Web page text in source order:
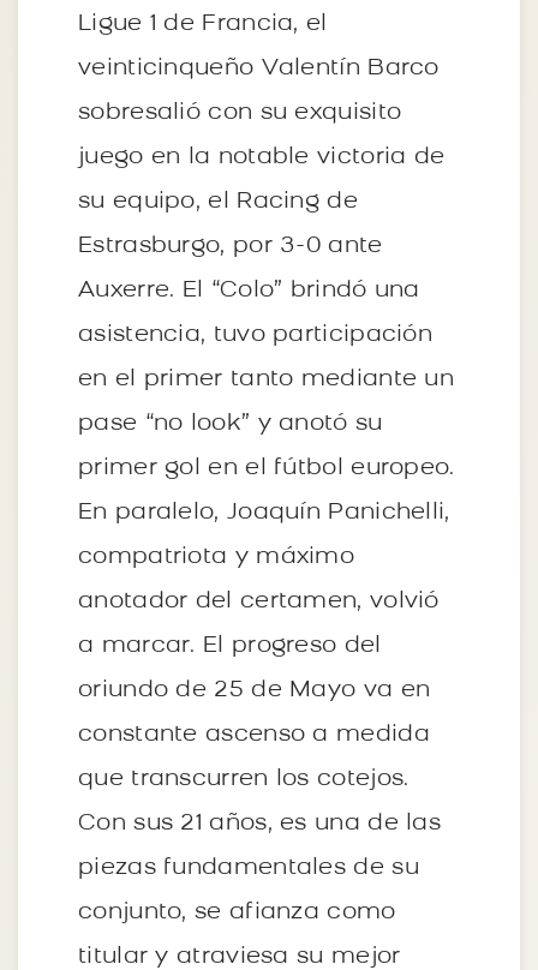
Ligue 1 de Francia, el
veinticinqueño Valentín Barco
sobresalió con su exquisito
juego en la notable victoria de
su equipo, el Racing de
Estrasburgo, por 3-0 ante
Auxerre. El “Colo” brindó una
asistencia, tuvo participación
en el primer tanto mediante un
pase “no look” y anotó su
primer gol en el fútbol europeo.
En paralelo, Joaquín Panichelli,
compatriota y máximo
anotador del certamen, volvió
a marcar. El progreso del
oriundo de 25 de Mayo va en
constante ascenso a medida
que transcurren los cotejos.
Con sus 21 años, es una de las
piezas fundamentales de su
conjunto, se afianza como
titular y atraviesa su mejor